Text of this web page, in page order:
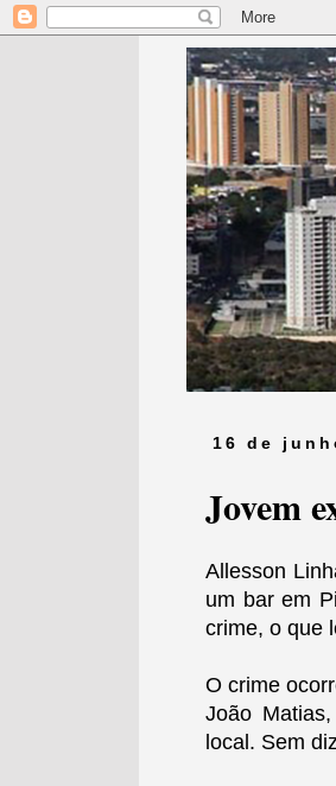
16 de
Jovem
Allesson
um bar em
crime, o que
O crime
João
local. Sem